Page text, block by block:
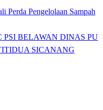
Perda Pengelolaan Sampah
BELAWAN DINAS PU
SICANANG